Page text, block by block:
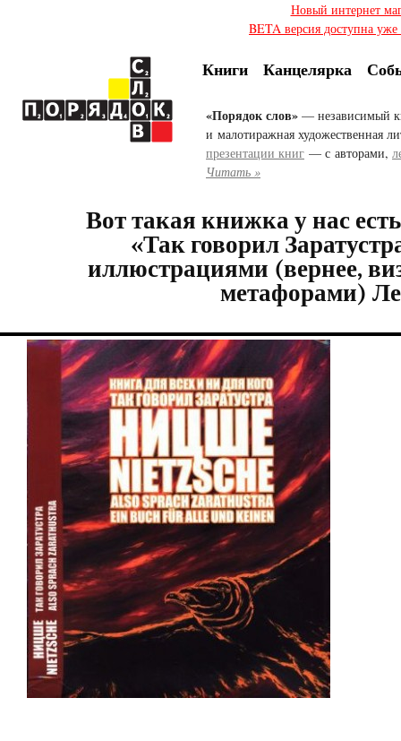
Новый интернет
BETA версия доступна
Книги Канцелярка
«Порядок слов» — независимый
и малотиражная художественная
презентации книг — с авторами,
Читать »
Вот такая книжка у нас
«Так говорил
иллюстрациями (вернее,
метафорами)